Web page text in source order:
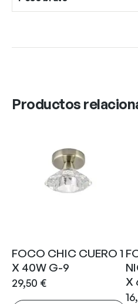
Productos
FOCO CHIC CUERO 1
X 40W G-9
29,50 €
X